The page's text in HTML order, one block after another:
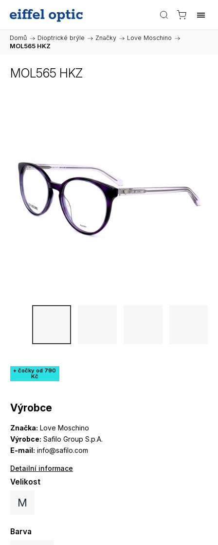
Domů / Dioptrické brýle / Značky / Love Moschino /
MOL565 HKZ
MOL565 HKZ
Výrobce
Značka: Love Moschino
Výrobce: Safilo Group S.p.A.
E-mail: info@safilo.com
Detailní informace
+ čočky od 790
Kč
Velikost
M
Barva